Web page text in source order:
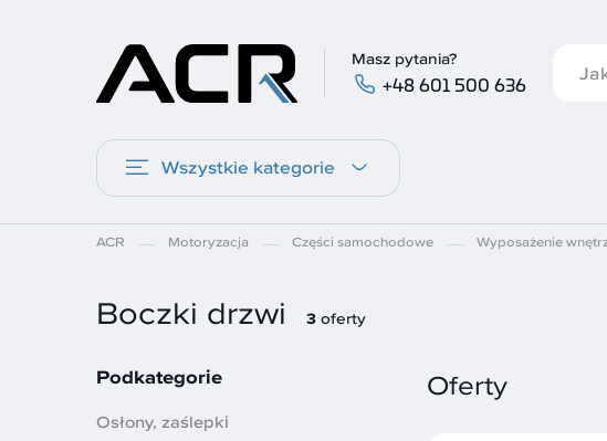
Masz pytania?
+48 601 500 636
Wszystkie kategorie
ACR Motoryzacja Części samochodowe Wyposażenie
Boczki drzwi 3 oferty
Oferty
Podkategorie
Osłony, zaślepki